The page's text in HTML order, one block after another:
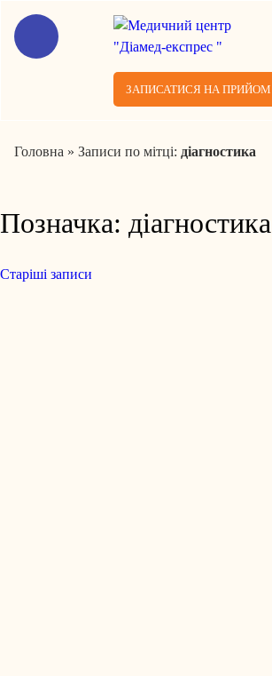
ЗАПИСАТИСЯ НА ПРИЙОМ
Головна » Записи по мітці: діагностика
Позначка: діагностика
Навігація
Старіші записи